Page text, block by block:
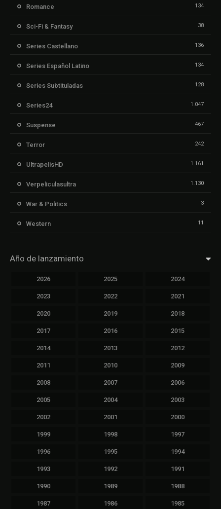
Romance 134
Sci-Fi & Fantasy 38
Series Castellano 136
Series Español Latino 134
Series Subtituladas 128
Series24 1.047
Suspense 467
Terror 242
UltrapelisHD 1.161
Verpeliculasultra 1.130
War & Politics 3
Western 11
Año de lanzamiento
2026 2025 2024
2023 2022 2021
2020 2019 2018
2017 2016 2015
2014 2013 2012
2011 2010 2009
2008 2007 2006
2005 2004 2003
2002 2001 2000
1999 1998 1997
1996 1995 1994
1993 1992 1991
1990 1989 1988
1987 1986 1985